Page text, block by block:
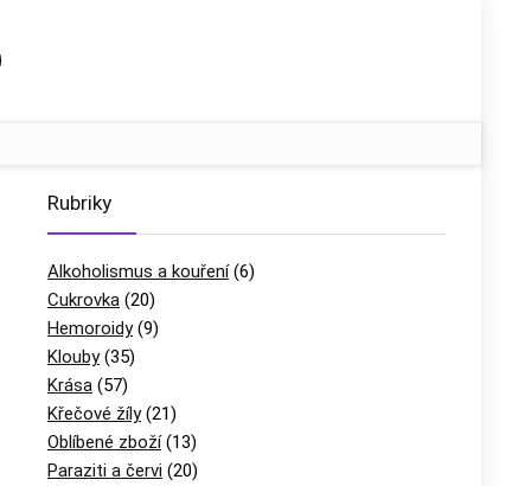
Rubriky
Alkoholismus a kouření(6)
Cukrovka (20)
Hemoroidy(9)
Klouby(35)
Krása (57)
Křečové žíly(21)
Oblíbené zboží(13)
Paraziti a červi (20)